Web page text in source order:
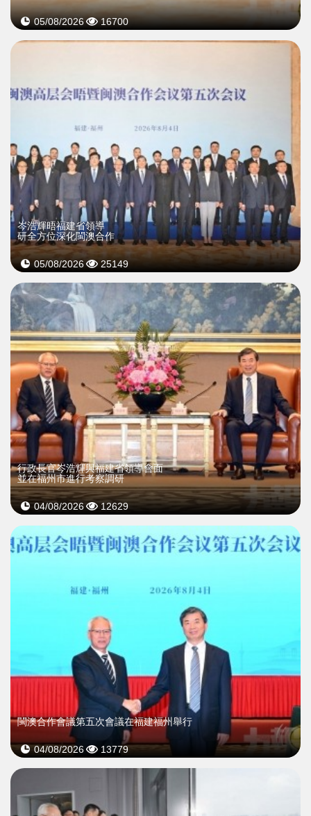
05/08/2026 16700
岑浩輝晤福建省領導
研全方位深化閩澳合作
05/08/2026 25149
行政長官岑浩輝與福建省領導會面
並在福州市進行考察調研
04/08/2026 12629
閩澳合作會議第五次會議在福建福州舉行
04/08/2026 13779